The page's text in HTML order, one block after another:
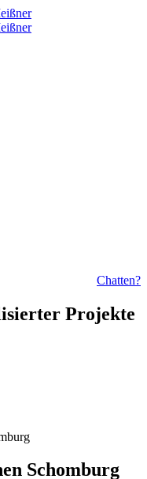
Chatten?
Projekte
Schomburg